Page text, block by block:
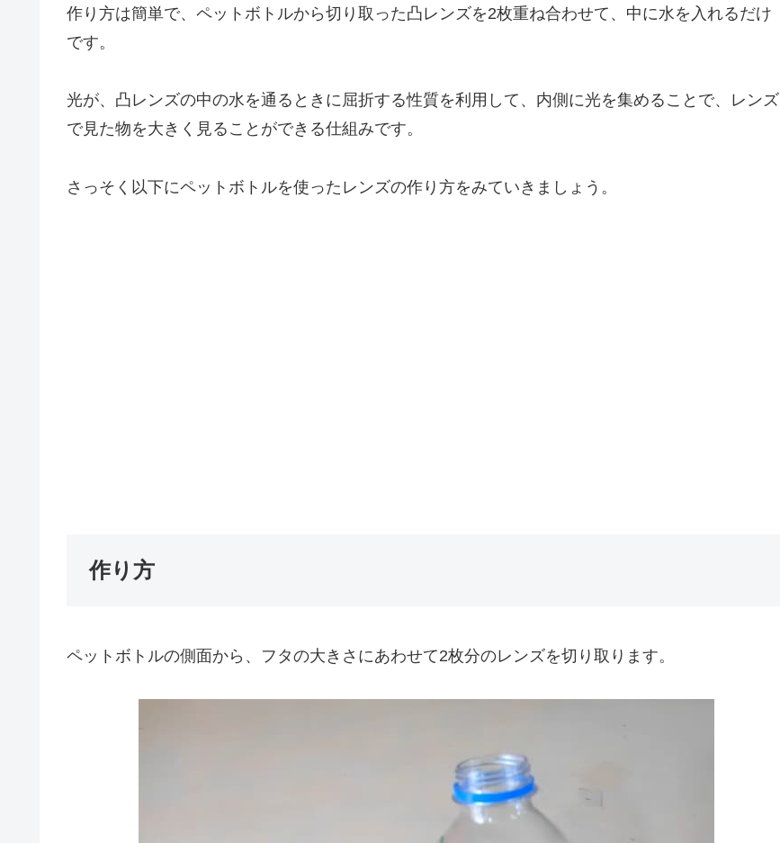
作り方は簡単で、ペットボトルから切り取った凸レンズを2枚重ね合わせて、中に水を入れるだけ
です。
光が、凸レンズの中の水を通るときに屈折する性質を利用して、内側に光を集めることで、レンズ
で見た物を大きく見ることができる仕組みです。
さっそく以下にペットボトルを使ったレンズの作り方をみていきましょう。
作り方
ペットボトルの側面から、フタの大きさにあわせて2枚分のレンズを切り取ります。